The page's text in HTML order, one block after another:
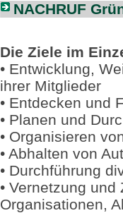
NACHRUF
Die Ziele im
• Entwicklung,
ihrer Mitglieder
• Entdecken und
• Planen und
• Organisieren
• Abhalten von
• Durchführung
• Vernetzung
Organisationen,